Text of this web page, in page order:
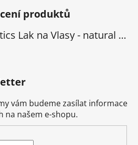
produktů
Absolute Cosmetics Lak na Vlasy - natural 1000 ml
5 z 5 hvězdiček.
vám budeme zasílat informace
na našem e-shopu.